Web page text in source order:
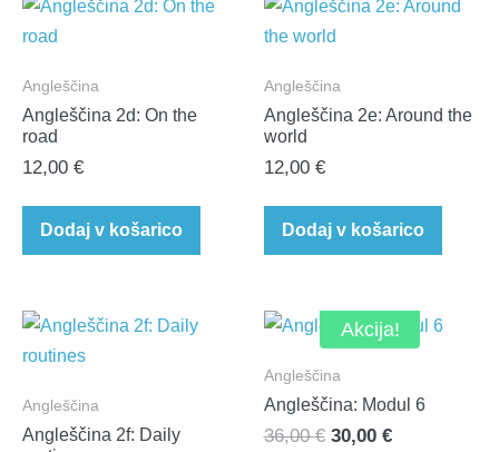
Angleščina
Angleščina 2d: On the
road
12,00 €
Dodaj v košarico
Angleščina
Angleščina 2e: Around the
world
12,00 €
Dodaj v košarico
Angleščina
Angleščina 2f: Daily
Akcija!
Angleščina
Angleščina: Modul 6
36,00€ Izvirna
30,00 €Trenutna